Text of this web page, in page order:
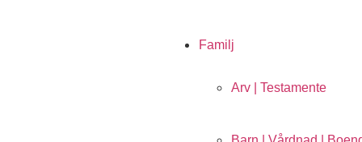
Familj
Arv | Testamente